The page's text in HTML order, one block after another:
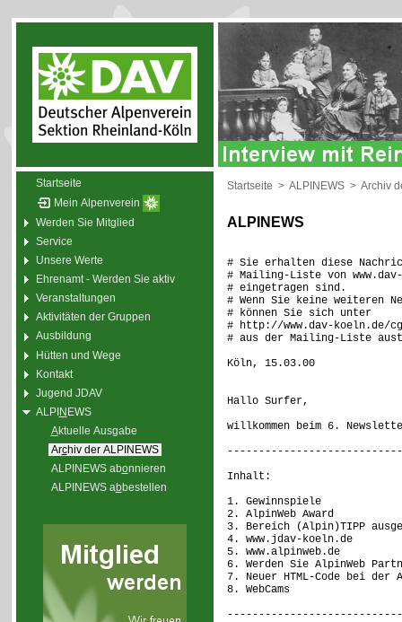
Startseite
Mein Alpenverein
Werden Sie Mitglied
Service
Unsere Werte
Ehrenamt - Werden Sie aktiv
Veranstaltungen
Aktivitäten der Gruppen
Ausbildung
Hütten und Wege
Kontakt
Jugend JDAV
ALPINEWS
Aktuelle Ausgabe
Archiv der ALPINEWS
ALPINEWS abonnieren
ALPINEWS abbestellen
Startseite > ALPINEWS > Archiv
ALPINEWS
# Sie erhalten diese
# Mailing-Liste von
# eingetragen sind.
# Wenn Sie keine weiteren
# können Sie sich unter
# http://www.dav-koeln.de/
# aus der Mailing-Liste
Köln, 15.03.00
Hallo Surfer,
willkommen beim 6.
Inhalt:
1. Gewinnspiele
2. AlpinWeb Award
3. Bereich (Alpin)TIPP
4. www.jdav-koeln.de
5. www.alpinweb.de
6. Werden Sie AlpinWeb
7. Neuer HTML-Code bei der
8. WebCams